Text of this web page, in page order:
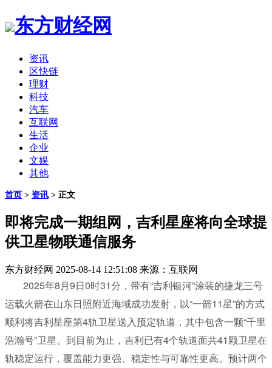
东方财经网
资讯
区快链
理财
科技
汽车
互联网
生活
企业
文娱
其他
首页 > 资讯 > 正文
即将完成一期组网，吉利星座将向全球提
供卫星物联通信服务
东方财经网 2025-08-14 12:51:08 来源：互联网
2025年8月9日0时31分，带有“吉利银河”涂装的捷龙三号
运载火箭在山东日照附近海域成功发射，以“一箭11星”的方式
顺利将吉利星座第4轨卫星送入预定轨道，其中包含一颗“千里
浩瀚号”卫星。到目前为止，吉利已有4个轨道面共41颗卫星在
轨稳定运行，覆盖能力更强、稳定性与可靠性更高。预计两个